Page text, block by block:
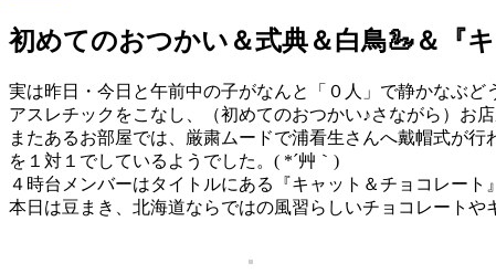
初めてのおつかい＆式典＆白鳥🦢＆『
実は昨日・今日と午前中の子がなんと「０人」で静かなぶ
アスレチックをこなし、（初めてのおつかい♪さながら）
またあるお部屋では、厳粛ムードで浦看生さんへ戴帽式が
を１対１でしているようでした。( *´艸｀)
４時台メンバーはタイトルにある『キャット＆チョコレー
本日は豆まき、北海道ならではの風習らしいチョコレート